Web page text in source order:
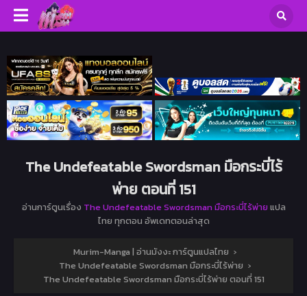
The Undefeatable Swordsman มือกระบี่ไร้
พ่าย ตอนที่ 151
อ่านการ์ตูนเรื่อง The Undefeatable Swordsman มือกระบี่ไร้พ่าย แปล
ไทย ทุกตอน อัพเดทตอนล่าสุด
Murim-Manga | อ่านมังงะ การ์ตูนแปลไทย ›
The Undefeatable Swordsman มือกระบี่ไร้พ่าย ›
The Undefeatable Swordsman มือกระบี่ไร้พ่าย ตอนที่ 151